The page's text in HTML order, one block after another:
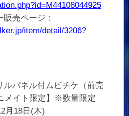
販売ページ：
item/detail/3206?
パネル付ムビチケ（前売
メイト限定】※数量限定
月18日(木)